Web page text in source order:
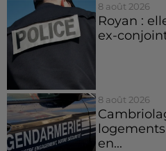
8 août 2026
Royan :
ex-
8 août 2026
en...